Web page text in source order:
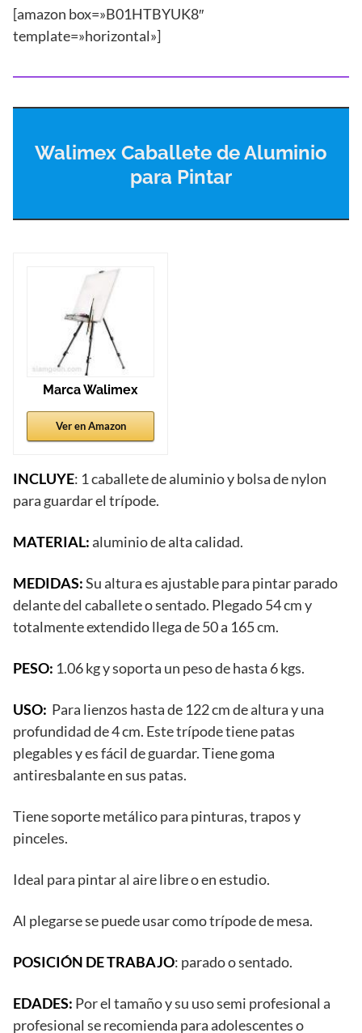
[amazon box=»B01HTBYUK8″
template=»horizontal»]
Walimex Caballete de Aluminio
para Pintar
Marca Walimex
Ver en Amazon
INCLUYE: 1 caballete de aluminio y bolsa de nylon
para guardar el trípode.
MATERIAL:aluminio de alta calidad.
MEDIDAS:Su altura es ajustable para pintar parado
delante del caballete o sentado. Plegado 54 cm y
totalmente extendido llega de 50 a 165 cm.
PESO: 1.06 kg y soporta un peso de hasta 6 kgs.
USO: Para lienzos hasta de 122 cm de altura y una
profundidad de 4 cm. Este trípode tiene patas
plegables y es fácil de guardar. Tiene goma
antiresbalante en sus patas.
Tiene soporte metálico para pinturas, trapos y
pinceles.
Ideal para pintar al aire libre o en estudio.
Al plegarse se puede usar como trípode de mesa.
POSICIÓN DE TRABAJO: parado o sentado.
EDADES: Por el tamaño y su uso semi profesional a
profesional se recomienda para adolescentes o